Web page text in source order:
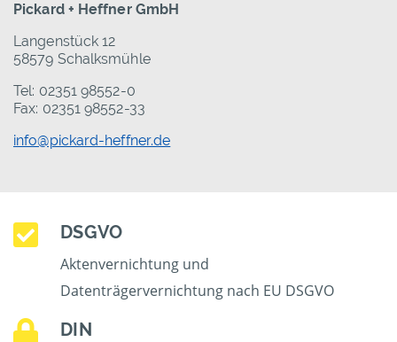
Pickard + Heffner GmbH
Langenstück 12
58579 Schalksmühle
Tel: 02351 98552-0
Fax: 02351 98552-33
info@pickard-heffner.de
DSGVO
Aktenvernichtung und
Datenträgervernichtung nach EU DSGVO
DIN